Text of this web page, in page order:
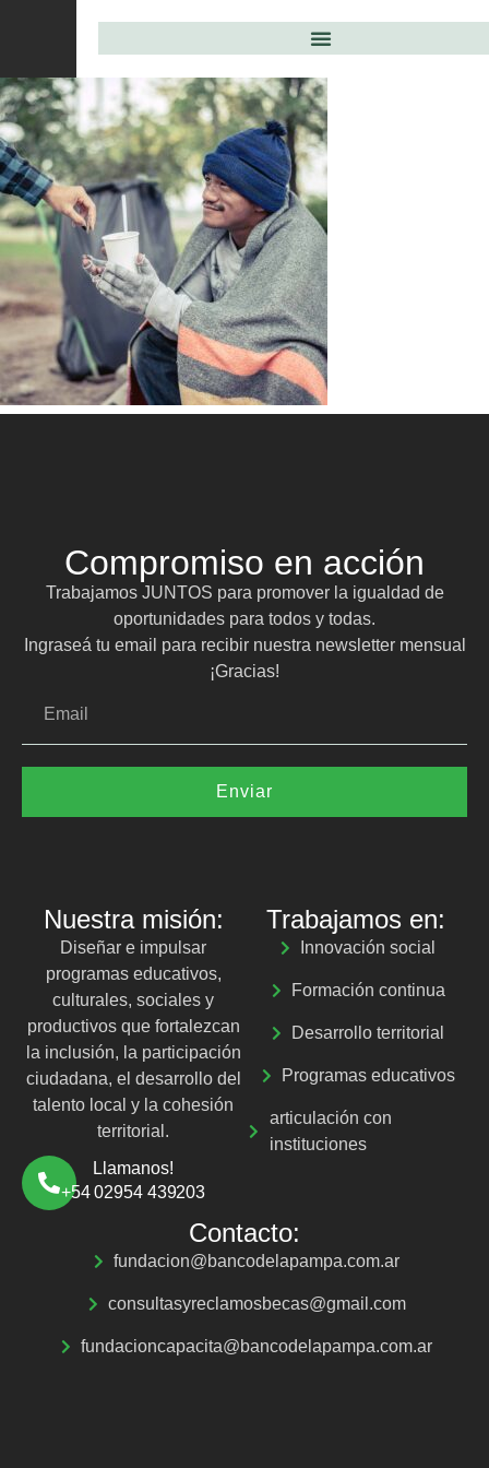
Compromiso en acción
Trabajamos JUNTOS para promover la igualdad de
oportunidades para todos y todas.
Ingraseá tu email para recibir nuestra newsletter mensual
¡Gracias!
Enviar
Nuestra misión:
Diseñar e impulsar
programas educativos,
culturales, sociales y
productivos que fortalezcan
la inclusión, la participación
ciudadana, el desarrollo del
talento local y la cohesión
territorial.
Llamanos!
+54 02954 439203
Trabajamos en:
Innovación social
Formación continua
Desarrollo territorial
Programas educativos
articulación con
instituciones
Contacto:
fundacion@bancodelapampa.com.ar
consultasyreclamosbecas@gmail.com
fundacioncapacita@bancodelapampa.com.ar